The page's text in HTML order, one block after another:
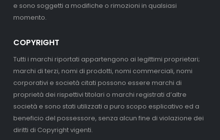
e sono soggetti a modifiche o rimozioni in qualsiasi
momento.
COPYRIGHT
Tutti i marchi riportati appartengono ai legittimi proprietari;
marchi di terzi, nomi di prodotti, nomi commerciali, nomi
corporativi e società citati possono essere marchi di
proprietà dei rispettivi titolari o marchi registrati d’altre
società e sono stati utilizzati a puro scopo esplicativo ed a
beneficio del possessore, senza alcun fine di violazione dei
diritti di Copyright vigenti.